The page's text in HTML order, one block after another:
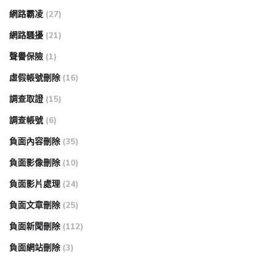
網路霸凌 (27)
網路騷擾 (21)
聲譽保險 (1)
虛假帳號刪除 (16)
調查取證 (15)
調查帳號 (6)
負面內容刪除 (35)
負面影像刪除 (10)
負面影片處理 (24)
負面文章刪除 (25)
負面新聞刪除 (112)
負面網站刪除 (3)